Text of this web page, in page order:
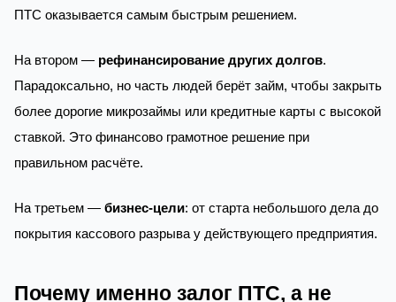
ПТС оказывается самым быстрым решением.
На втором — рефинансирование других долгов.
Парадоксально, но часть людей берёт займ, чтобы закрыть
более дорогие микрозаймы или кредитные карты с высокой
ставкой. Это финансово грамотное решение при
правильном расчёте.
На третьем — бизнес-цели: от старта небольшого дела до
покрытия кассового разрыва у действующего предприятия.
Почему именно залог ПТС, а не